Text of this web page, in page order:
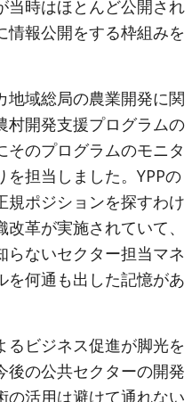
当時はほとんど公開され
情報公開をする枠組みを
地域総局の農業開発に関
村開発支援プログラムの
のプログラムのモニタ
を担当しました。YPPの
規ポジションを探すわけ
革が実施されていて、
らないセクター担当マネ
を何通も出した記憶があ
るビジネス促進が脚光を
後の公共セクターの開発
の活用は避けて通れない